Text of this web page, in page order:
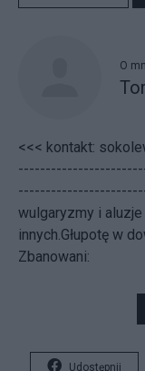
O
<<< kontakt:
wulgaryzmy i
innych.Głupotę w
Zbanowani:
Udostępnij